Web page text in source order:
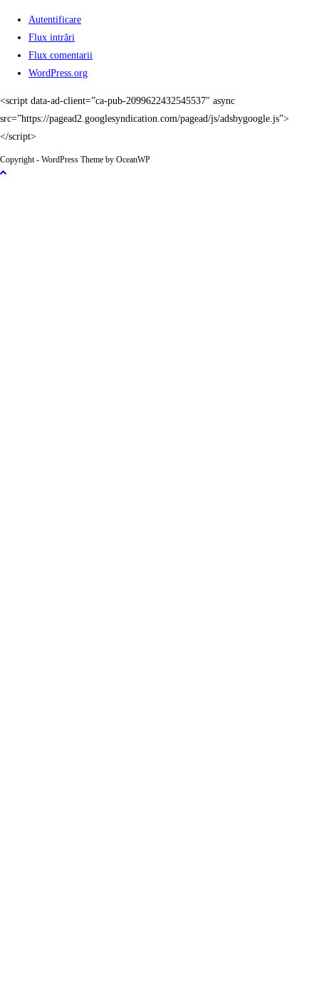
Autentificare
Flux intrări
Flux comentarii
WordPress.org
<script data-ad-client=”ca-pub-2099622432545537″ async
src=”https://pagead2.googlesyndication.com/pagead/js/adsbygoogle.js”>
</script>
Copyright - WordPress Theme by OceanWP